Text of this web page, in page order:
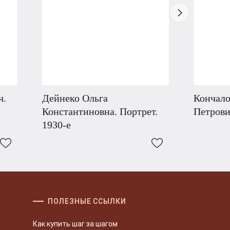
Дейнеко Ольга
Константиновна. Портрет.
1930-е
ПОЛЕЗНЫЕ ССЫЛКИ
Как купить шаг за шагом